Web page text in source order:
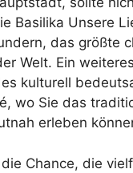
Basilika Unsere
das größte
Welt. Ein
kulturell
wo Sie das
erleben
Chance, die